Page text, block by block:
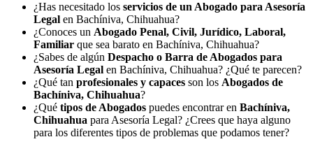
¿Has necesitado los servicios de un Abogado para Asesoría
Legal en Bachíniva, Chihuahua?
¿Conoces un Abogado Penal, Civil, Jurídico, Laboral,
Familiar que sea barato en Bachíniva, Chihuahua?
¿Sabes de algún Despacho o Barra de Abogados para
Asesoría Legal en Bachíniva, Chihuahua? ¿Qué te parecen?
¿Qué tan profesionales y capaces son los Abogados de
Bachíniva, Chihuahua?
¿Qué tipos de Abogados puedes encontrar en Bachíniva,
Chihuahua para Asesoría Legal? ¿Crees que haya alguno
para los diferentes tipos de problemas que podamos tener?